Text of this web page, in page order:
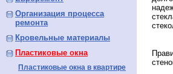
Организация процесса
ремонта
Кровельные материалы
Пластиковые окна
Пластиковые окна в квартире